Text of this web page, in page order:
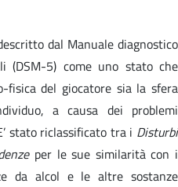
dal Manuale diagnostico
(DSM-5) come uno stato che
fisica del giocatore sia la sfera
a causa dei problemi
stato riclassificato tra i Disturbi
per le sue similarità con i
da alcol e le altre sostanze